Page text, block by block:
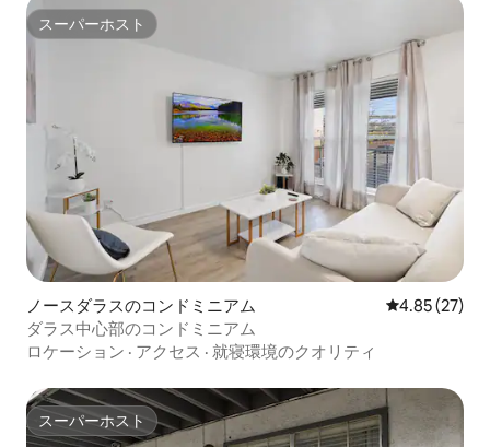
スーパーホスト
スーパーホスト
ノースダラスのコンドミニアム レビュー27
4.85 (27)
ダラス中心部のコンドミニアム
ロケーション · アクセス · 就寝環境のクオリティ
スーパーホスト
スーパーホスト